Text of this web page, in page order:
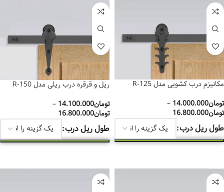
مکانیزم درب کشویی مدل R-125
تومان14.000.000
–
تومان16.800.000
طول ریل درب
ریل و قرقره درب ریلی مدل R-150
تومان14.100.000
–
تومان16.800.000
طول ریل درب